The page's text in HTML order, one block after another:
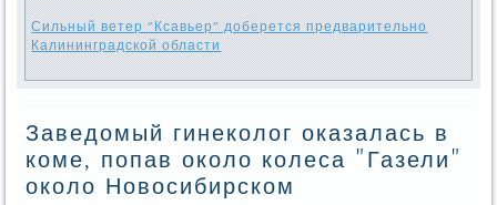
Сильный ветер "Ксавьер" доберется предварительно
Калининградской области
Заведомый гинеколог оказалась в
коме, попав около колеса "Газели"
около Новосибирском